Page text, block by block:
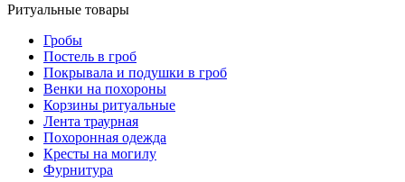
Ритуальные товары
Гробы
Постель в гроб
Покрывала и подушки в гроб
Венки на похороны
Корзины ритуальные
Лента траурная
Похоронная одежда
Кресты на могилу
Фурнитура